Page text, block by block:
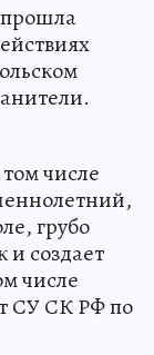
прошла
числе
грубо
создает
числе
СУ СК РФ по